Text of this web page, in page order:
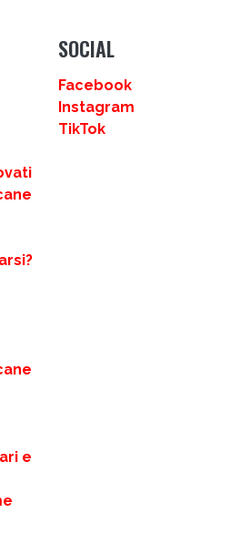
e
SOCIAL
Facebook
Instagram
TikTok